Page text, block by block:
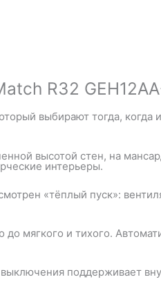
R32
выбирают тогда, когда
высотой стен, на
интерьеры.
«тёплый пуск»:
мягкого и тихого.
поддерживает